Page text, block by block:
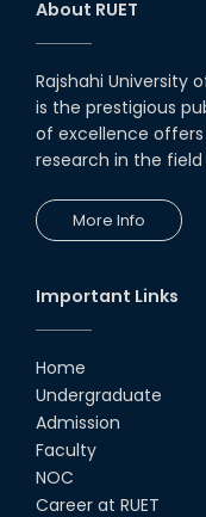
About RUET
Rajshahi University
is the prestigious
of excellence
research in the
More Info
Important Links
Home
Undergraduate
Admission
Faculty
NOC
Career at RUET